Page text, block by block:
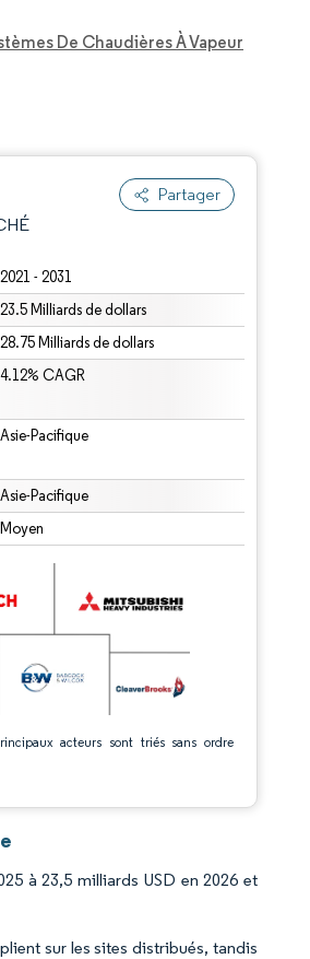
De Chaudières À Vapeur
Partager
2021 - 2031
23.5 Milliards de dollars
28.75 Milliards de dollars
4.12% CAGR
Asie-Pacifique
Asie-Pacifique
Moyen
acteurs sont triés sans ordre
nécessite une attribution sous CC BY 4.0.
à 23,5 milliards USD en 2026 et
sur les sites distribués, tandis